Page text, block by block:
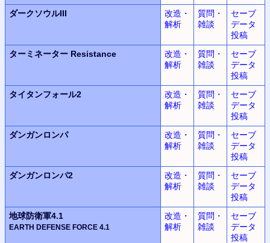
ダークソウルIII
改造・
解析
質問・
雑談
セーブ
データ
投稿
ターミネーター Resistance
改造・
解析
質問・
雑談
セーブ
データ
投稿
タイタンフォール2
改造・
解析
質問・
雑談
セーブ
データ
投稿
ダンガンロンパ
改造・
解析
質問・
雑談
セーブ
データ
投稿
ダンガンロンパ2
改造・
解析
質問・
雑談
セーブ
データ
投稿
地球防衛軍4.1
EARTH DEFENSE FORCE 4.1
改造・
解析
質問・
雑談
セーブ
データ
投稿